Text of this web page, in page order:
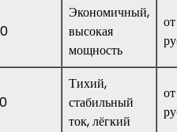
Экономичный,
высокая
мощность
Тихий,
стабильный
ток, лёгкий